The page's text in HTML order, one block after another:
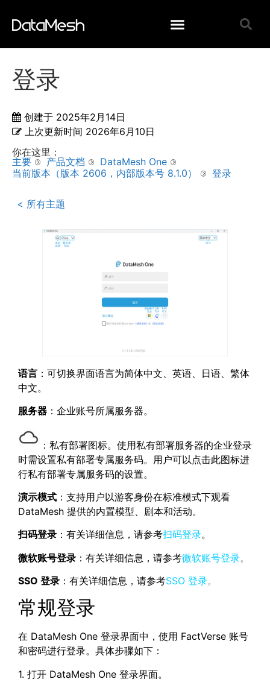
登录
创建于 2025年2月14日
上次更新时间 2026年6月10日
你在这里：
主要
产品文档
DataMesh One
当前版本（版本 2606，内部版本号 8.1.0）
登录
< 所有主题
语言 ：可切换界面语言为简体中文、英语、日语、繁体
中文。
服务器 ：企业账号所属服务器。
：私有部署图标。使用私有部署服务器的企业登录
时需设置私有部署专属服务码。用户可以点击此图标进
行私有部署专属服务码的设置。
演示模式 ：支持用户以游客身份在标准模式下观看
DataMesh 提供的内置模型、剧本和活动。
扫码登录 ：有关详细信息，请参考扫码登录。
微软账号登录 ：有关详细信息，请参考微软账号登录。
SSO 登录 ：有关详细信息，请参考SSO 登录。
常规登录
在 DataMesh One 登录界面中，使用 FactVerse 账号
和密码进行登录。具体步骤如下：
1. 打开 DataMesh One 登录界面。